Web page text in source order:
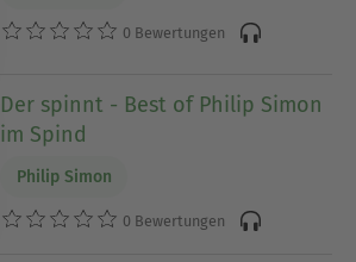
0 Bewertungen
Der spinnt - Best of Philip Simon
im Spind
Philip Simon
0 Bewertungen